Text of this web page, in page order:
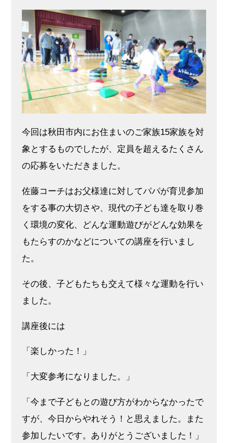
今回は秋田市内にお住まいのご家族15家族を対
象とするものでしたが、定員を超えるたくさん
の応募をいただきました。
佐藤コーチはお父様達に対してパパが育児参加
をする事の大切さや、現代の子ども達を取り巻
く環境の変化、どんな運動遊びがどんな効果を
もたらすのかなどについての講座を行いまし
た。
その後、子どもたちも交えて様々な運動を行い
ました。
講座後には
「楽しかった！」
「大変参考になりました。」
「今まで子どもとの遊び方がわからなかったで
すが、今日からやれそう！と思えました。また
参加したいです。ありがとうございました！」